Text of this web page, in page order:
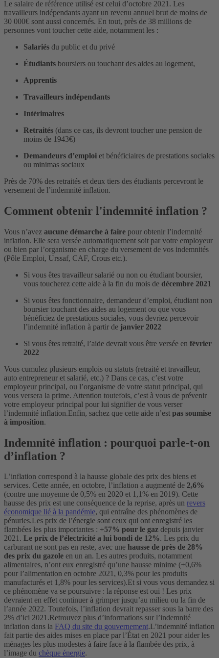
Le salaire de référence utilisé est celui d’octobre 2021. Les
travailleurs indépendants ayant un revenu annuel brut de moins de
30 000€ sont aussi concernés. En tout, près de 38 millions de
personnes vont toucher cette aide, notamment les :
Salariés du public et du privé
Étudiants boursiers ou touchant des aides au logement,
Apprentis
Travailleurs indépendants
Intérimaires
Retraités (dans ce cas, ils devront toucher une pension de
moins de 1943€)
Demandeurs d’emploi et bénéficiaires de prestations sociales
ou minimas sociaux
Près de 70% des retraités et deux tiers des étudiants percevront le
versement de l’indemnité inflation.
Comment obtenir l'indemnité inflation ?
Vous n’avez aucune démarche à faire pour obtenir l’indemnité
inflation. Elle sera versée automatiquement soit par votre employeur
ou bien par l’organisme en charge du versement de vos indemnités
(Pôle Emploi, Urssaf, CAF, Crous etc.).
Si vous êtes travailleur salarié ou non ou étudiant boursier,
vous toucherez cette aide à la fin du mois de décembre 2021
Si vous êtes fonctionnaire, demandeur d’emploi, étudiant non
boursier touchant des aides au logement ou que vous
bénéficiez de prestations sociales, vous devriez percevoir
l’indemnité inflation à partir de janvier 2022
Si vous êtes retraité, l’aide devrait vous être versée en février
2022
Vous cumulez plusieurs emplois ou statuts (retraité et travailleur,
auto entrepreneur et salarié, etc.) ? Dans ce cas, c’est votre
employeur principal, ou l’organisme de votre statut principal, qui
vous versera la prime. Attention toutefois, c’est à vous de prévenir
votre employeur principal pour lui signifier de vous verser
l’indemnité inflation.Enfin, sachez que cette aide n’est pas soumise
à imposition.
Indemnité inflation : pourquoi parle-t-on
d’inflation ?
L’inflation correspond à la hausse globale des prix des biens et
services. Cette année, en octobre, l’inflation a augmenté de 2,6%
(contre une moyenne de 0,5% en 2020 et 1,1% en 2019). Cette
hausse des prix est une conséquence de la reprise, après un revers
économique lié à la pandémie, qui entraîne des phénomènes de
pénuries.Les prix de l’énergie sont ceux qui ont enregistré les
flambées les plus importantes : +57% pour le gaz depuis janvier
2021. Le prix de l’électricité a lui bondi de 12%. Les prix du
carburant ne sont pas en reste, avec une hausse de près de 28%
des prix du gazole en un an. Les autres produits, notamment
alimentaires, n’ont eux enregistré qu’une hausse minime (+0,6%
pour l’alimentation en octobre 2021, 0,3% pour les produits
manufacturés et 1,8% pour les services).Et si vous vous demandez si
ce phénomène va se poursuivre : la réponse est oui ! Les prix
devraient en effet continuer à grimper jusqu’au milieu ou la fin de
l’année 2022. Toutefois, l’inflation devrait repasser sous la barre des
2% d’ici 2021.Retrouvez plus d’informations sur l’indemnité
inflation dans la FAQ du site du gouvernement.L’indemnité inflation
fait partie des aides mises en place par l’État en 2021 pour aider les
ménages les plus modestes à faire face à la flambée des prix, à
l’image du chèque énergie.